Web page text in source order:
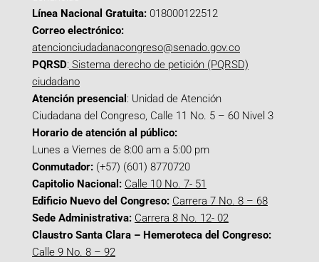
Línea Nacional Gratuita: 018000122512
Correo electrónico:
atencionciudadanacongreso@senado.gov.co
PQRSD: Sistema derecho de petición (PQRSD)
ciudadano
Atención presencial : Unidad de Atención
Ciudadana del Congreso, Calle 11 No. 5 – 60 Nivel 3
Horario de atención al público:
Lunes a Viernes de 8:00 am a 5:00 pm
Conmutador: (+57) (601) 8770720
Capitolio Nacional: Calle 10 No. 7- 51
Edificio Nuevo del Congreso: Carrera 7 No. 8 – 68
Sede Administrativa: Carrera 8 No. 12- 02
Claustro Santa Clara – Hemeroteca del Congreso:
Calle 9 No. 8 – 92